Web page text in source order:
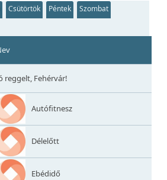
Csütörtök Péntek
Szombat
reggelt, Fehérvár!
Autófitnesz
Délelőtt
Ebédidő